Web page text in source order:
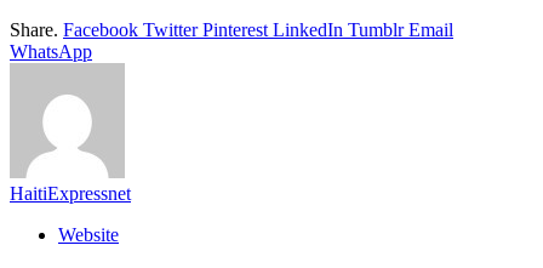
Share. Facebook Twitter Pinterest LinkedIn Tumblr Email
WhatsApp
HaitiExpressnet
Website